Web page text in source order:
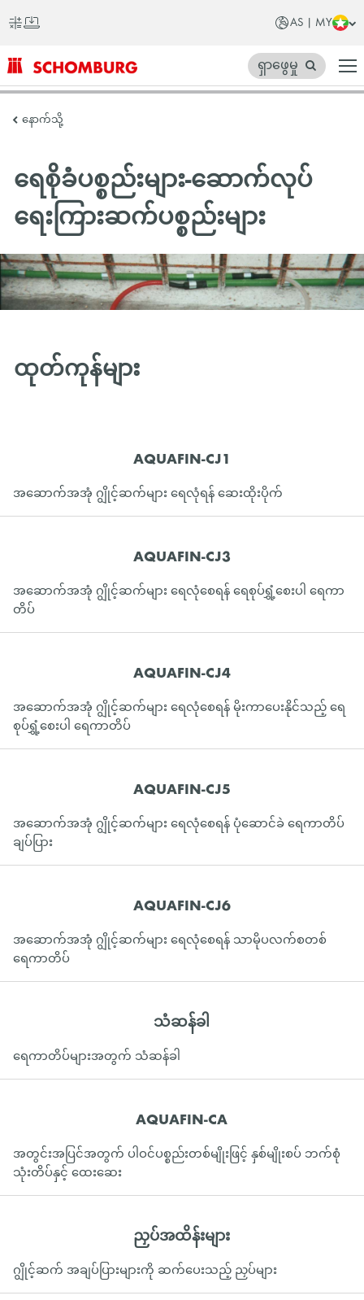
AS | MY
SCHOMBURG
အာ
တိုက်
ရှာဖွေမှု
နောက်သို့
ရေစိုခံပစ္စည်းများ-ဆောက်လုပ်
ရေးကြားဆက်ပစ္စည်းများ
ထုတ်ကုန်များ
AQUAFIN-CJ1
အဆောက်အအုံ ဂျွိုင့်ဆက်များ ရေလုံရန် ဆေးထိုးပိုက်
AQUAFIN-CJ3
အဆောက်အအုံ ဂျွိုင့်ဆက်များ ရေလုံစေရန် ရေစုပ်ရွှံ့စေးပါ ရေကာ
တိပ်
AQUAFIN-CJ4
အဆောက်အအုံ ဂျွိုင့်ဆက်များ ရေလုံစေရန် မိုးကာပေးနိုင်သည့် ရေ
စုပ်ရွှံ့စေးပါ ရေကာတိပ်
AQUAFIN-CJ5
အဆောက်အအုံ ဂျွိုင့်ဆက်များ ရေလုံစေရန် ပုံဆောင်ခဲ ရေကာတိပ်
ချပ်ပြား
AQUAFIN-CJ6
အဆောက်အအုံ ဂျွိုင့်ဆက်များ ရေလုံစေရန် သာမိုပလက်စတစ်
ရေကာတိပ်
သံဆန်ခါ
ရေကာတိပ်များအတွက် သံဆန်ခါ
AQUAFIN-CA
အတွင်းအပြင်အတွက် ပါဝင်ပစ္စည်းတစ်မျိုးဖြင့် နှစ်မျိုးစပ် ဘက်စုံ
သုံးတိပ်နှင့် ထေးဆေး
ညှပ်အထိန်းများ
ဂျွိုင့်ဆက် အချပ်ပြားများကို ဆက်ပေးသည့် ညှပ်များ